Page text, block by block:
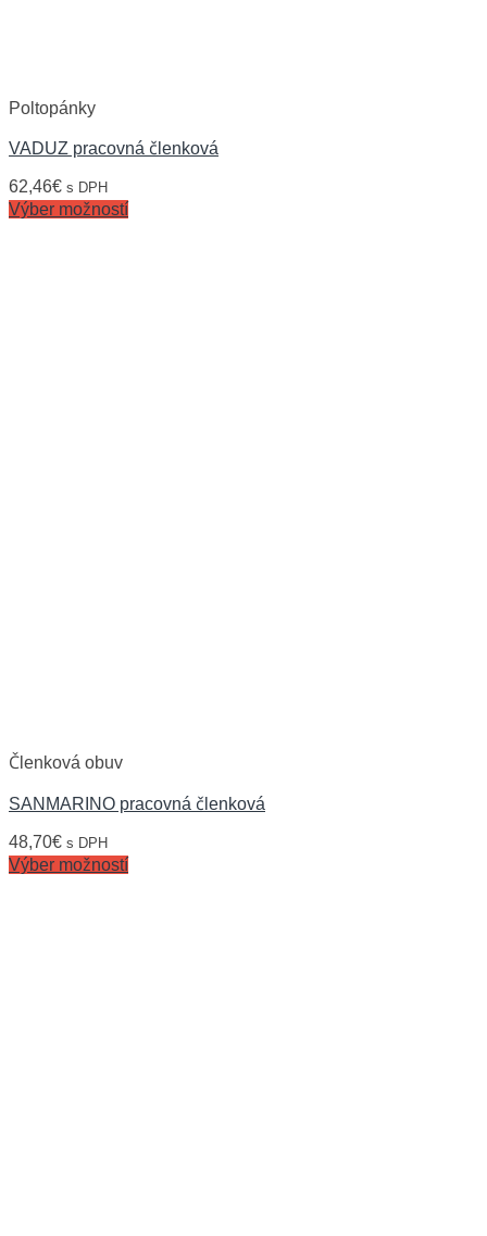
Poltopánky
VADUZ pracovná členková
62,46€ s DPH
Výber možností
Členková obuv
SANMARINO pracovná členková
48,70€ s DPH
Výber možností